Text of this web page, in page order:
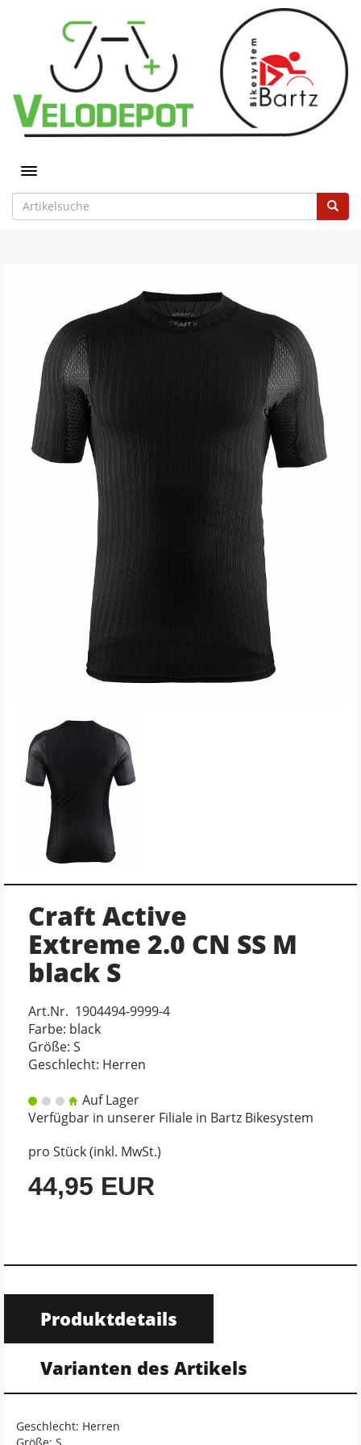
Toggle navigation
Craft Active
Extreme 2.0 CN SS M
black S
Art.Nr. 1904494-9999-4
Farbe: black
Größe: S
Geschlecht: Herren
Auf Lager
Verfügbar in unserer Filiale in Bartz Bikesystem
pro Stück (inkl. MwSt.)
44,95 EUR
Produktdetails
Varianten des Artikels
Geschlecht: Herren